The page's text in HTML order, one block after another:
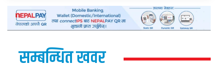
सम्बन्धित खवर